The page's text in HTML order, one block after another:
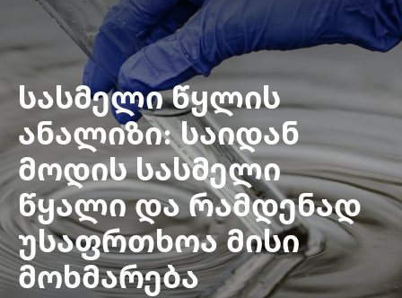
სასმელი წყლის
ანალიზი: საიდან
მოდის სასმელი
წყალი და რამდენად
უსაფრთხოა მისი
მოხმარება